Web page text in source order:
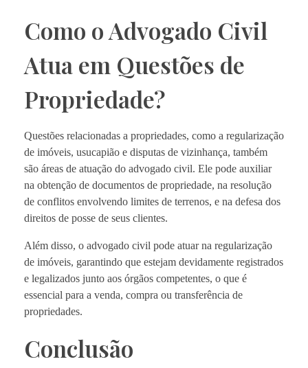
Como o Advogado Civil
Atua em Questões de
Propriedade?
Questões relacionadas a propriedades, como a regularização
de imóveis, usucapião e disputas de vizinhança, também
são áreas de atuação do advogado civil. Ele pode auxiliar
na obtenção de documentos de propriedade, na resolução
de conflitos envolvendo limites de terrenos, e na defesa dos
direitos de posse de seus clientes.
Além disso, o advogado civil pode atuar na regularização
de imóveis, garantindo que estejam devidamente registrados
e legalizados junto aos órgãos competentes, o que é
essencial para a venda, compra ou transferência de
propriedades.
Conclusão